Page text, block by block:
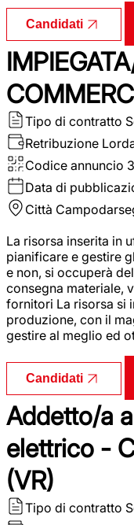
Candidati
Tipo di contratto
Retribuzione
Codice annuncio
Data di
Città
La risorsa inserita in
pianificare e gestire
e non, si occuperà
consegna materiale,
fornitori La risorsa si
produzione, con il
gestire al meglio ed
Candidati
Addetto/a
elettrico -
(VR)
Tipo di contratto